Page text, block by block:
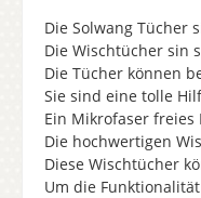
Die Solwang Tücher
Die Wischtücher sin
Die Tücher können
Sie sind eine tolle
Ein Mikrofaser
Die hochwertigen
Diese Wischtücher
Um die